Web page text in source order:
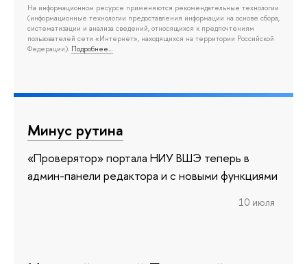
На информационном ресурсе применяются рекомендательные технологии
(информационные технологии предоставления информации на основе сбора,
систематизации и анализа сведений, относящихся к предпочтениям
пользователей сети «Интернет», находящихся на территории Российской
Федерации). Подробнее…
Минус рутина
«Проверятор» портала НИУ ВШЭ теперь в
админ-панели редактора и с новыми функциями
10 июля